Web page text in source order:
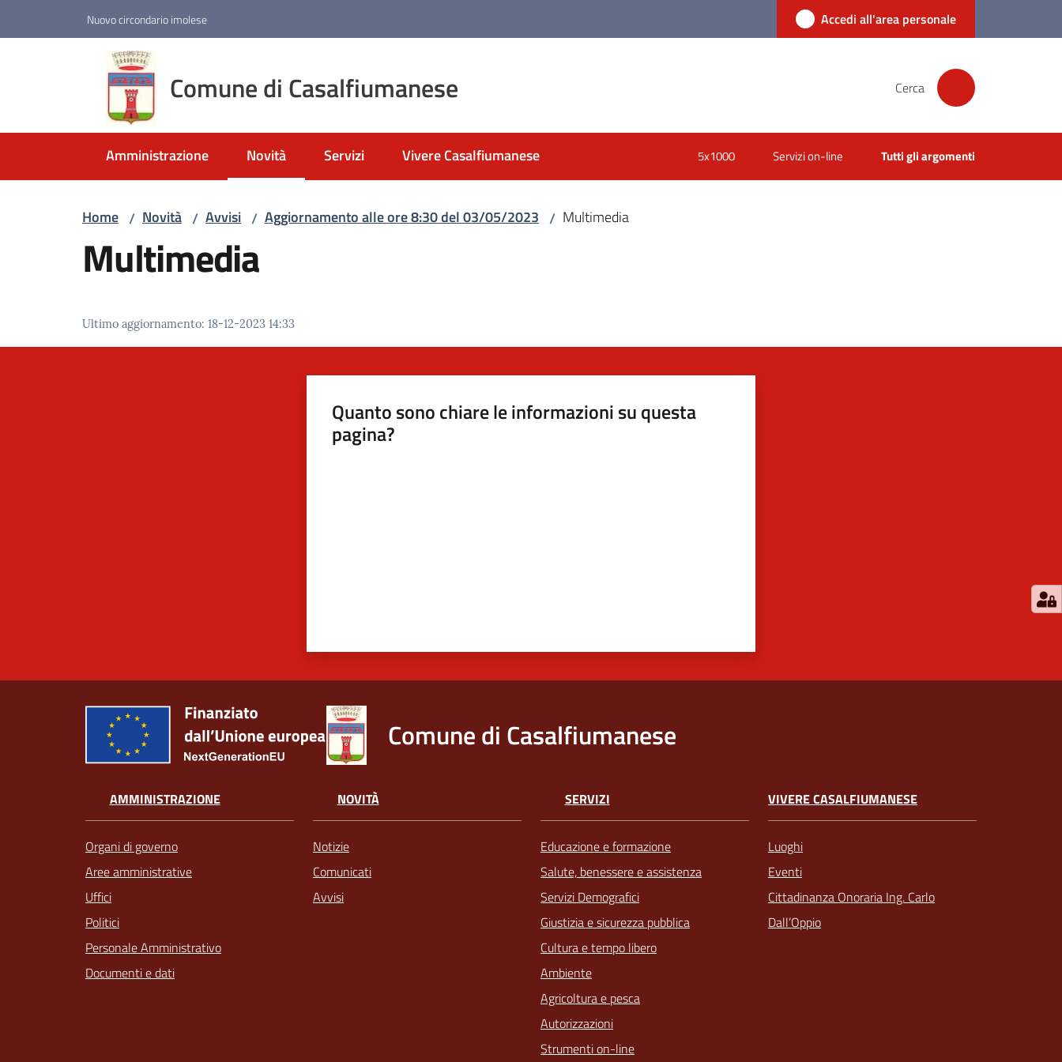
Nuovo circondario imolese Accedi all'area personale
Comune di Casalfiumanese Cerca
Amministrazione Novità
Menu selezionato
Servizi Vivere Casalfiumanese 5x1000 Servizi on-line Tutti gli argomenti
Home / Novità / Avvisi / Aggiornamento alle ore 8:30 del 03/05/2023 / Multimedia
Multimedia
Ultimo aggiornamento: 18-12-2023 14:33
Quanto sono chiare le informazioni su questa
pagina?
Comune di Casalfiumanese
AMMINISTRAZIONE
Organi di governo
Aree amministrative
Uffici
Politici
Personale Amministrativo
Documenti e dati
NOVITÀ
Notizie
Comunicati
Avvisi
SERVIZI
Educazione e formazione
Salute, benessere e assistenza
Servizi Demografici
Giustizia e sicurezza pubblica
Cultura e tempo libero
Ambiente
Agricoltura e pesca
Autorizzazioni
Strumenti on-line
VIVERE CASALFIUMANESE
Luoghi
Eventi
Cittadinanza Onoraria Ing. Carlo
Dall’Oppio